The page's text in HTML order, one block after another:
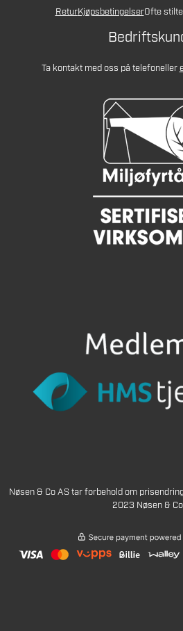
ReturKjøpsbetingelserOfte
Ta kontakt med oss på telefoneller
Nøsen & Co AS tar forbehold om
2023 Nøsen &